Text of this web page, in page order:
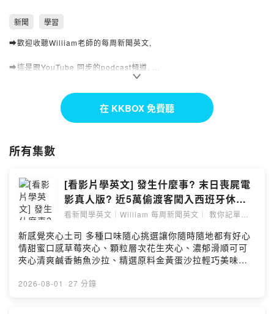
新聞
學習
➡️歡迎收聽William老師的每周新聞英文,
➡️這是跟YouTube 同步的podcast頻道,
➡️我會用英文新聞來教你單字怎麼背, 文章怎麼讀,
➡️全面提升你的英文閱讀能力
__
https://www.youtube.com/@WeiLinEnglish
___________________________________________________
Hosting provided by SoundOn
在 KKBOX 免費聽
所有集數
[看影片學英文] 發生什麼事? 末日喪屍電
影真人版? 近5萬偷渡客闖入西班牙休達
(2026-07-31) #時事英文 #英文閱讀 #英
文單字 #英語學習
看新聞學英文｜William 每周新聞英文｜ 教你記單字
新感覺夾心土司 多種口味隨心挑選讓你隨時隨地都有好心
情甜蜜口感草莓夾心、顆粒層次花生夾心、濃郁滑順可可
夾心清爽鹹香鮪魚沙拉、精選原料金黃蛋沙拉輕巧美味帶
https://sofm.pse.is/9fcy9w -- 準備賣房嗎？ 即日起至12
2026-08-01 · 27 分鐘